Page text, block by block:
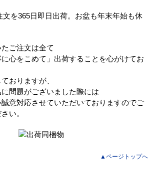
ご注文は全て
に心をこめて」出荷することを心がけてお
おりますが、
問題がございました際には
意対応させていただいておりますのでご
い。
▲ページトップへ